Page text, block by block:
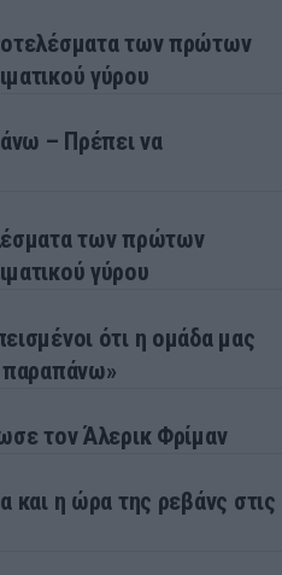
των πρώτων
γύρου
– Πρέπει να
των πρώτων
γύρου
ότι η ομάδα μας
παραπάνω»
τον Άλερικ Φρίμαν
η ώρα της ρεβάνς στις